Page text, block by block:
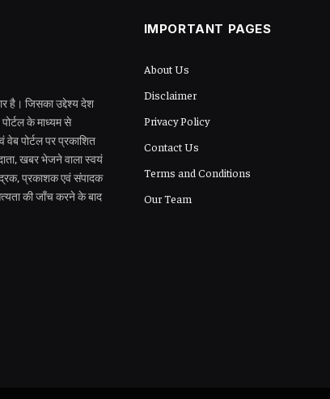
है। जिसका उद्देश्य देश
के माध्यम से
पोर्टल पर प्रकाशित
खबर भेजने वाला स्वयं
प्रकाशक एवं संपादक
की जाँच करने के बाद
IMPORTANT PAGES
About Us
Disclaimer
Privacy Policy
Contact Us
Terms and Conditions
Our Team